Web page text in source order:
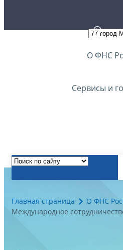
О ФНС
Сервисы и
Главная страница
О ФНС
Международное